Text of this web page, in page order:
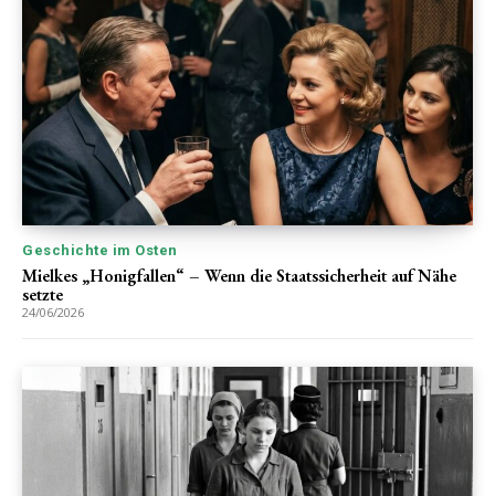
Geschichte im Osten
Mielkes „Honigfallen“ – Wenn die Staatssicherheit auf Nähe
setzte
24/06/2026